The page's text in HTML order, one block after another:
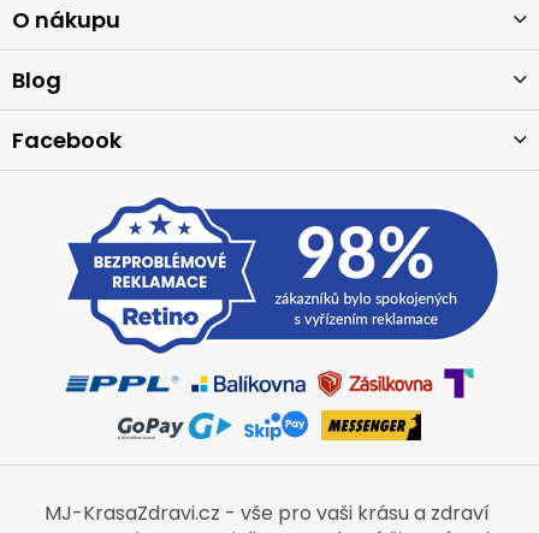
a
t
O nákupu
Blog
Facebook
MJ-KrasaZdravi.cz - vše pro vaši krásu a zdraví